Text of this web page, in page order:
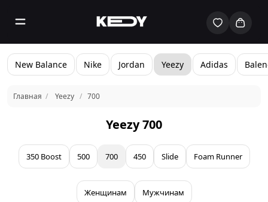
New Balance Nike Jordan Yeezy Adidas
Главная Yeezy 700
Yeezy 700
350 Boost 500 700 450 Slide Foam Runner
Женщинам Мужчинам